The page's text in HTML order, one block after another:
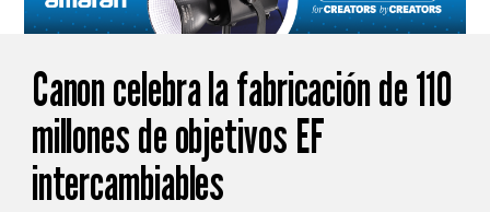
Canon celebra la fabricación de 110
millones de objetivos EF
intercambiables